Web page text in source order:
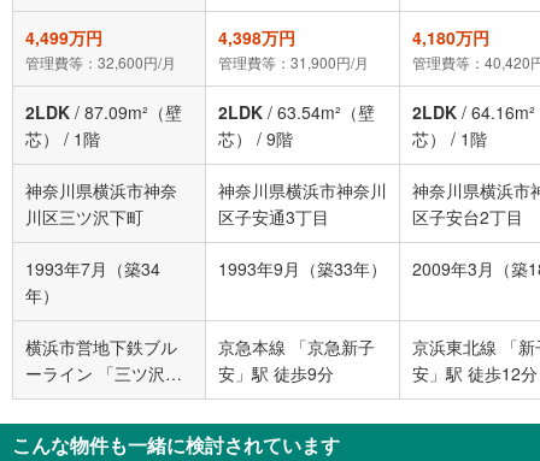
4,499万円
管理費等：32,600円/月
4,398万円
管理費等：31,900円/月
4,180万円
管理費等：40,420
2LDK / 87.09m²（壁
芯）
/ 1階
2LDK / 63.54m²（壁
芯）
/ 9階
2LDK /
芯）
/ 1階
神奈川県横浜市神奈
川区三ツ沢下町
神奈川県横浜市神奈川
区子安通3丁目
神奈川県横浜市
区子安台2丁目
1993年7月（築34
年）
1993年9月（築33年） 2009年3月（築
横浜市営地下鉄ブル
ーライン 「三ツ沢下
町」駅 徒歩7分
京急本線 「京急新子
安」駅 徒歩9分
京浜東北線 「新
安」駅 徒歩12分
こんな物件も一緒に検討されています